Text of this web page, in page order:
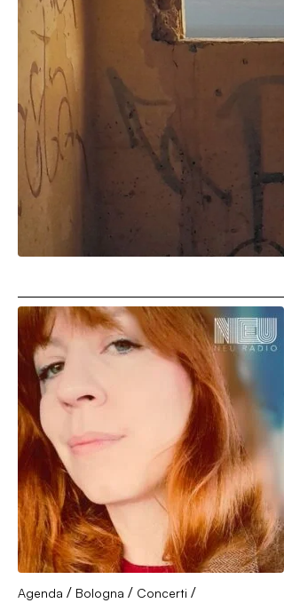
Agenda / Bologna / Concerti /